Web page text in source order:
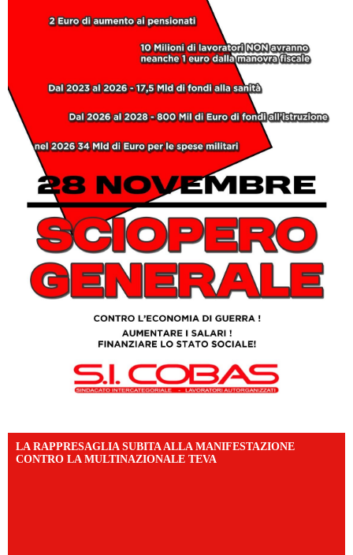
LA RAPPRESAGLIA SUBITA ALLA MANIFESTAZIONE
CONTRO LA MULTINAZIONALE TEVA